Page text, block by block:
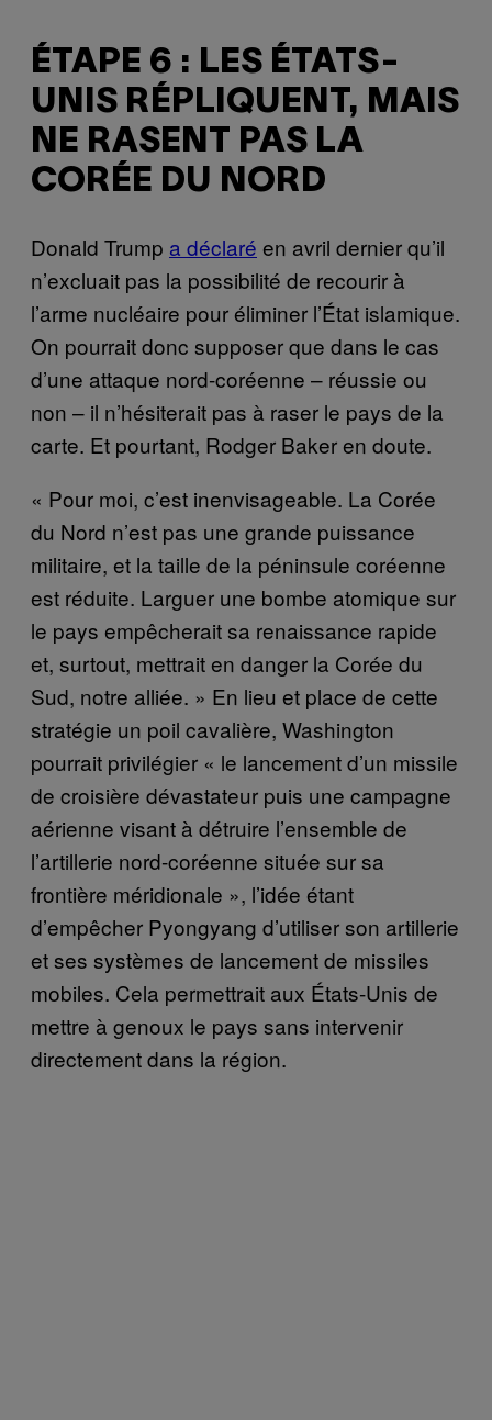
ÉTAPE 6 : LES ÉTATS-
UNIS RÉPLIQUENT, MAIS
NE RASENT PAS LA
CORÉE DU NORD
Donald Trump a déclaré en avril dernier qu’il
n’excluait pas la possibilité de recourir à
l’arme nucléaire pour éliminer l’État islamique.
On pourrait donc supposer que dans le cas
d’une attaque nord-coréenne – réussie ou
non – il n’hésiterait pas à raser le pays de la
carte. Et pourtant, Rodger Baker en doute.
« Pour moi, c’est inenvisageable. La Corée
du Nord n’est pas une grande puissance
militaire, et la taille de la péninsule coréenne
est réduite. Larguer une bombe atomique sur
le pays empêcherait sa renaissance rapide
et, surtout, mettrait en danger la Corée du
Sud, notre alliée. » En lieu et place de cette
stratégie un poil cavalière, Washington
pourrait privilégier « le lancement d’un missile
de croisière dévastateur puis une campagne
aérienne visant à détruire l’ensemble de
l’artillerie nord-coréenne située sur sa
frontière méridionale », l’idée étant
d’empêcher Pyongyang d’utiliser son artillerie
et ses systèmes de lancement de missiles
mobiles. Cela permettrait aux États-Unis de
mettre à genoux le pays sans intervenir
directement dans la région.